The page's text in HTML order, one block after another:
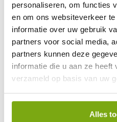
personaliseren, om functies
en om ons websiteverkeer
informatie over uw gebruik
partners voor social media,
partners kunnen deze
informatie die u aan ze
verzameld op basis van uw
Alles
Natuurlijk, uw financiële
vormen. Maar bieden zij u
Den Haag te vermijden en in